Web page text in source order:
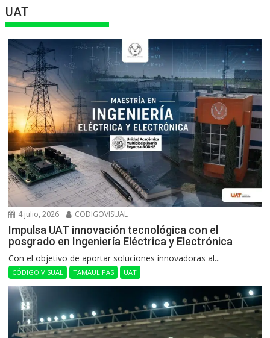
UAT
4 julio, 2026 CODIGOVISUAL
Impulsa UAT innovación tecnológica con el
posgrado en Ingeniería Eléctrica y Electrónica
Con el objetivo de aportar soluciones innovadoras al...
CÓDIGO VISUAL TAMAULIPAS UAT